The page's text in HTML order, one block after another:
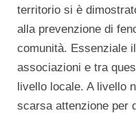
territorio si è
alla prevenzione di
comunità. Essenziale
associazioni e tra
livello locale. A livello
scarsa attenzione per